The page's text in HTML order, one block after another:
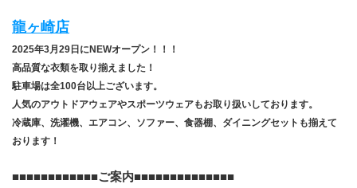
龍ヶ崎店
2025年3月29日にNEWオープン！！！
高品質な衣類を取り揃えました！
駐車場は全100台以上ございます。
人気のアウトドアウェアやスポーツウェアもお取り扱いしております。
冷蔵庫、洗濯機、エアコン、ソファー、食器棚、ダイニングセットも揃えて
おります！
﻿■■■■■■■■■■■■​ご案内■■​■■​■■​■■​■■​■■​■■